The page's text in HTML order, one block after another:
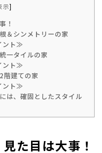
示]
！
＆シンメトリーの家
ント≫
一タイルの家
ント≫
建ての家
ント≫
は、確固としたスタイル
た目は大事！